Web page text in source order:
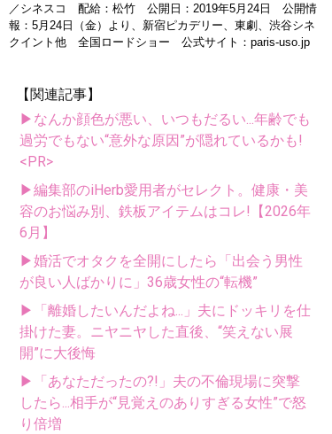
／シネスコ 配給：松竹 公開日：2019年5月24日 公開情
報：5月24日（金）より、新宿ピカデリー、東劇、渋谷シネ
クイント他 全国ロードショー 公式サイト：paris-uso.jp
【関連記事】
▶なんか顔色が悪い、いつもだるい...年齢でも
過労でもない“意外な原因”が隠れているかも!
<PR>
▶編集部のiHerb愛用者がセレクト。健康・美
容のお悩み別、鉄板アイテムはコレ!【2026年
6月】
▶婚活でオタクを全開にしたら「出会う男性
が良い人ばかりに」36歳女性の“転機”
▶「離婚したいんだよね...」夫にドッキリを仕
掛けた妻。ニヤニヤした直後、“笑えない展
開”に大後悔
▶「あなただったの?!」夫の不倫現場に突撃
したら...相手が“見覚えのありすぎる女性”で怒
り倍増